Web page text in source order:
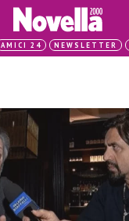
AMICI 24 NEWSLETTER